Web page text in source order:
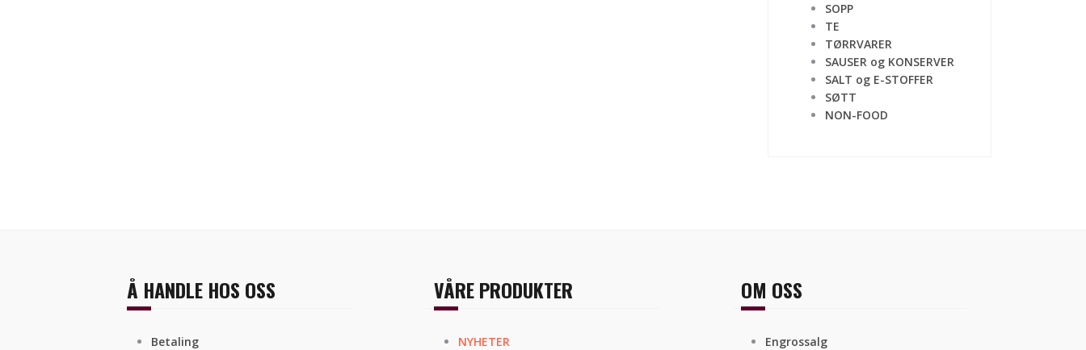
SOPP
TE
TØRRVARER
SAUSER og KONSERVER
SALT og E-STOFFER
SØTT
NON-FOOD
Å HANDLE HOS OSS
Betaling
VÅRE PRODUKTER
NYHETER
OM OSS
Engrossalg